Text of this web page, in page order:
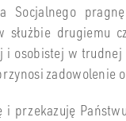
Socjalnego
służbie drugiemu
i osobistej w
zadowolenie
i przekazuję